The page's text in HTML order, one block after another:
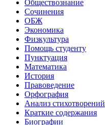
Обществознание
Сочинения
ОБЖ
Экономика
Физкультура
Помощь студенту
Пунктуация
Математика
История
Правоведение
Орфография
Анализ стихотворений
Краткие содержания
Биографии